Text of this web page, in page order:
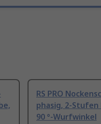
RS PRO
phasig, 2-Stufen
90 °-Wurfwinkel